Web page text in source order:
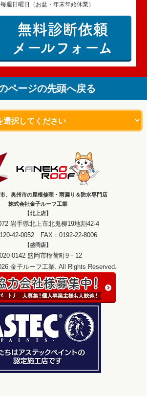
週日曜日（お盆・年末年始休業）
無料診断依頼
メールフォーム
ページの先頭へ戻る
、奥州市の屋根修理・雨漏り＆防水専門店
株式会社金子ルーフ工業
【北上店】
岩手県北上市北鬼柳19地割42-4
42-0052 FAX：0192-22-8006
【盛岡店】
0142 盛岡市稲荷町9－12
金子ルーフ工業. All Rights Reserved.